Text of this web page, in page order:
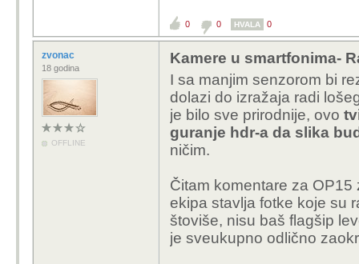
0 0 HVALA 0
zvonac
18 godina
OFFLINE
Kamere u smartfonima-
I sa manjim senzorom bi
dolazi do izražaja radi
je bilo sve prirodnije, ovo
guranje hdr-a da slika
ničim.
Čitam komentare za
ekipa stavlja fotke koje su
štoviše, nisu baš flagšip
je sveukupno odlično